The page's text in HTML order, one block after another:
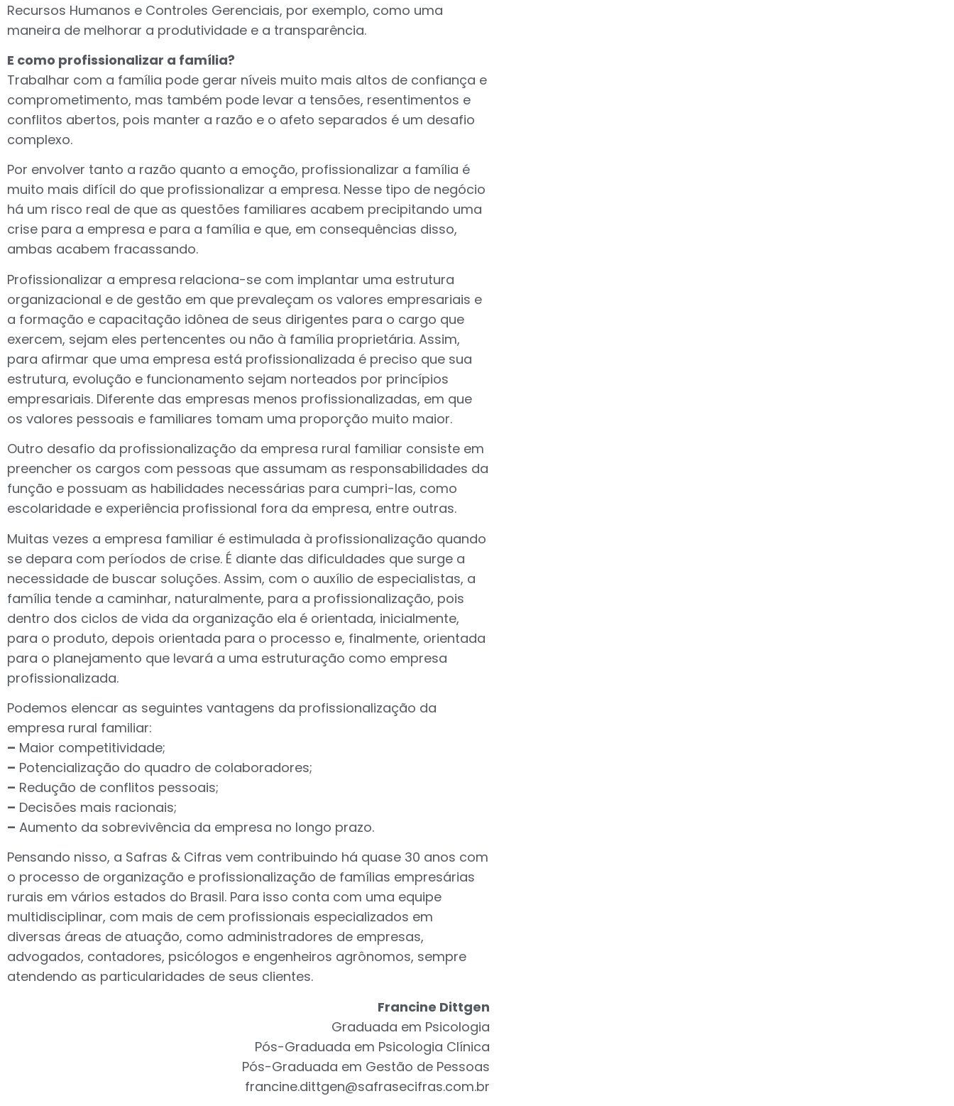
Recursos Humanos e Controles Gerenciais, por exemplo, como uma
maneira de melhorar a produtividade e a transparência.
E como profissionalizar a família?
Trabalhar com a família pode gerar níveis muito mais altos de confiança e
comprometimento, mas também pode levar a tensões, resentimentos e
conflitos abertos, pois manter a razão e o afeto separados é um desafio
complexo.
Por envolver tanto a razão quanto a emoção, profissionalizar a família é
muito mais difícil do que profissionalizar a empresa. Nesse tipo de negócio
há um risco real de que as questões familiares acabem precipitando uma
crise para a empresa e para a família e que, em consequências disso,
ambas acabem fracassando.
Profissionalizar a empresa relaciona-se com implantar uma estrutura
organizacional e de gestão em que prevaleçam os valores empresariais e
a formação e capacitação idônea de seus dirigentes para o cargo que
exercem, sejam eles pertencentes ou não à família proprietária. Assim,
para afirmar que uma empresa está profissionalizada é preciso que sua
estrutura, evolução e funcionamento sejam norteados por princípios
empresariais. Diferente das empresas menos profissionalizadas, em que
os valores pessoais e familiares tomam uma proporção muito maior.
Outro desafio da profissionalização da empresa rural familiar consiste em
preencher os cargos com pessoas que assumam as responsabilidades da
função e possuam as habilidades necessárias para cumpri-las, como
escolaridade e experiência profissional fora da empresa, entre outras.
Muitas vezes a empresa familiar é estimulada à profissionalização quando
se depara com períodos de crise. É diante das dificuldades que surge a
necessidade de buscar soluções. Assim, com o auxílio de especialistas, a
família tende a caminhar, naturalmente, para a profissionalização, pois
dentro dos ciclos de vida da organização ela é orientada, inicialmente,
para o produto, depois orientada para o processo e, finalmente, orientada
para o planejamento que levará a uma estruturação como empresa
profissionalizada.
Podemos elencar as seguintes vantagens da profissionalização da
empresa rural familiar:
– Maior competitividade;
– Potencialização do quadro de colaboradores;
– Redução de conflitos pessoais;
– Decisões mais racionais;
– Aumento da sobrevivência da empresa no longo prazo.
Pensando nisso, a Safras & Cifras vem contribuindo há quase 30 anos com
o processo de organização e profissionalização de famílias empresárias
rurais em vários estados do Brasil. Para isso conta com uma equipe
multidisciplinar, com mais de cem profissionais especializados em
diversas áreas de atuação, como administradores de empresas,
advogados, contadores, psicólogos e engenheiros agrônomos, sempre
atendendo as particularidades de seus clientes.
Francine Dittgen
Graduada em Psicologia
Pós-Graduada em Psicologia Clínica
Pós-Graduada em Gestão de Pessoas
francine.dittgen@safrasecifras.com.br